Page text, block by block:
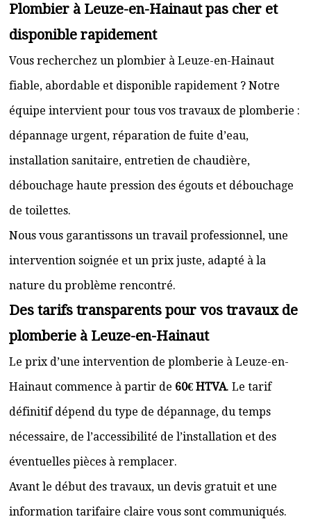
Plombier à Leuze-en-Hainaut pas cher et
disponible rapidement
Vous recherchez un plombier à Leuze-en-Hainaut
fiable, abordable et disponible rapidement ? Notre
équipe intervient pour tous vos travaux de plomberie :
dépannage urgent, réparation de fuite d’eau,
installation sanitaire, entretien de chaudière,
débouchage haute pression des égouts et débouchage
de toilettes.
Nous vous garantissons un travail professionnel, une
intervention soignée et un prix juste, adapté à la
nature du problème rencontré.
Des tarifs transparents pour vos travaux de
plomberie à Leuze-en-Hainaut
Le prix d’une intervention de plomberie à Leuze-en-
Hainaut commence à partir de 60€ HTVA. Le tarif
définitif dépend du type de dépannage, du temps
nécessaire, de l’accessibilité de l’installation et des
éventuelles pièces à remplacer.
Avant le début des travaux, un devis gratuit et une
information tarifaire claire vous sont communiqués.